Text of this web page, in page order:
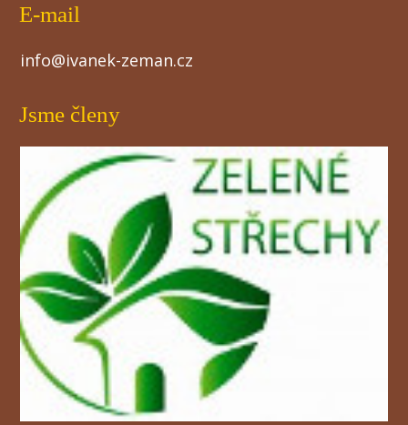
E-mail
info@ivanek-zeman.cz
Jsme členy